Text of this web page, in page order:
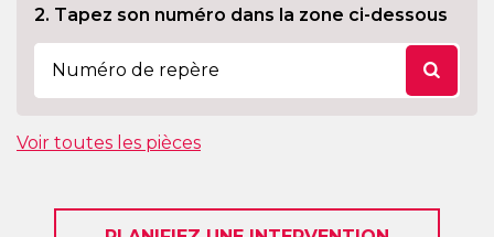
2. Tapez son numéro dans la zone ci-dessous
Voir toutes les pièces